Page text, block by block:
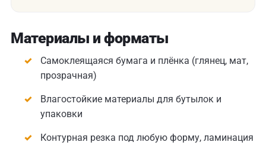
Материалы и форматы
Самоклеящаяся бумага и плёнка (глянец, мат,
прозрачная)
Влагостойкие материалы для бутылок и
упаковки
Контурная резка под любую форму, ламинация